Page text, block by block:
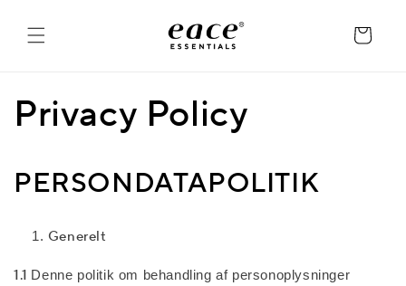
content
Cart
Privacy Policy
PERSONDATAPOLITIK
Generelt
1.1 Denne politik om behandling af personoplysninger